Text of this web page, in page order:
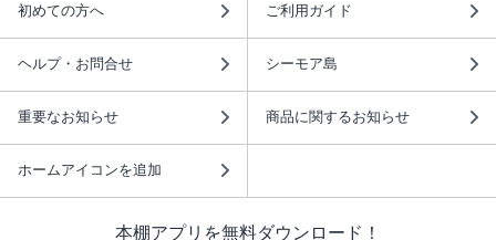
初めての方へ ご利用ガイド
ヘルプ・お問合せ シーモア島
重要なお知らせ 商品に関するお知らせ
ホームアイコンを追加
本棚アプリを無料ダウンロード！